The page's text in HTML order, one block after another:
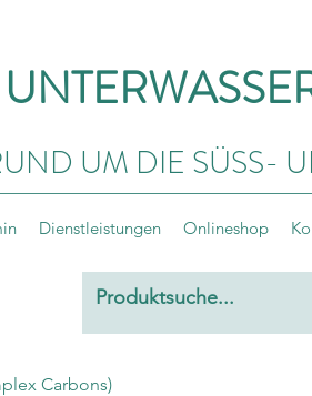
UM DIE SÜSS-
Dienstleistungen Onlineshop
Carbons)